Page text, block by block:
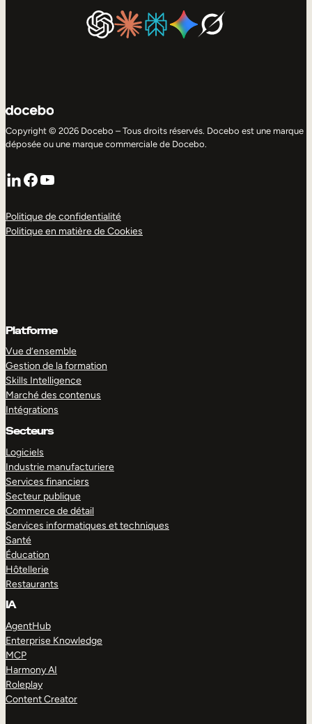
Copyright © 2026 Docebo – Tous droits réservés. Docebo est une marque
déposée ou une marque commerciale de Docebo.
LinkedIn
Facebook
YouTube
Politique de confidentialité
Politique en matière de Cookies
Platforme
Vue d’ensemble
Gestion de la formation
Skills Intelligence
Marché des contenus
Intégrations
Secteurs
Logiciels
Industrie manufacturiere
Services financiers
Secteur publique
Commerce de détail
Services informatiques et techniques
Santé
Éducation
Hôtellerie
Restaurants
IA
AgentHub
Enterprise Knowledge
MCP
Harmony AI
Roleplay
Content Creator